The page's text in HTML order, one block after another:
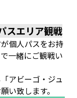
スエリア観戦
個人パスをお持
一緒にご観戦い
アビーゴ・ジュ
い致します。